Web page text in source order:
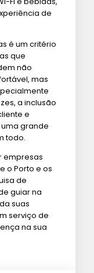
de
é um critério
que
não
mas
a inclusão
e
grande
todo.
empresas
o Porto e os
de
guiar na
suas
serviço de
na sua